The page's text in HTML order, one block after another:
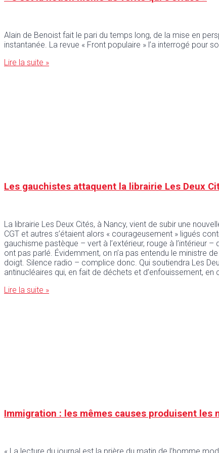
Alain de Benoist fait le pari du temps long, de la mise en
instantanée. La revue « Front populaire » l’a interrogé pour
Lire la suite »
Les gauchistes attaquent la librairie Les Deux
La librairie Les Deux Cités, à Nancy, vient de subir une
CGT et autres s’étaient alors « courageusement » ligués
gauchisme pastèque – vert à l’extérieur, rouge à l’intérieur
ont pas parlé. Évidemment, on n’a pas entendu le ministre
doigt. Silence radio – complice donc. Qui soutiendra Les
antinucléaires qui, en fait de déchets et d’enfouissement, en
Lire la suite »
Immigration : les mêmes causes produisent les